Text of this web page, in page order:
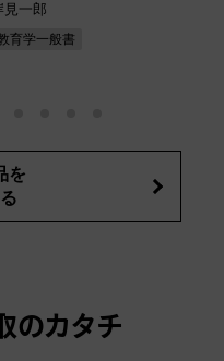
見一郎
育学一般書
を
のカタチ